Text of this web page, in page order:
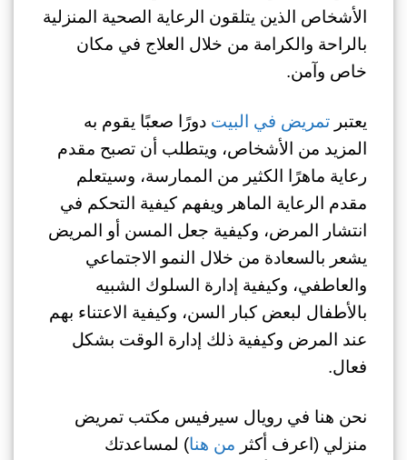
الأشخاص الذين يتلقون الرعاية الصحية المنزلية
بالراحة والكرامة من خلال العلاج في مكان
خاص وآمن.
يعتبرتمريض في البيت دورًا صعبًا يقوم به
المزيد من الأشخاص، ويتطلب أن تصبح مقدم
رعاية ماهرًا الكثير من الممارسة، وسيتعلم
مقدم الرعاية الماهر ويفهم كيفية التحكم في
انتشار المرض، وكيفية جعل المسن أو المريض
يشعر بالسعادة من خلال النمو الاجتماعي
والعاطفي، وكيفية إدارة السلوك الشبيه
بالأطفال لبعض كبار السن، وكيفية الاعتناء بهم
عند المرض وكيفية ذلك إدارة الوقت بشكل
فعال.
نحن هنا في رويال سيرفيس مكتب تمريض
منزلي (اعرف أكثر من هنا) لمساعدتك